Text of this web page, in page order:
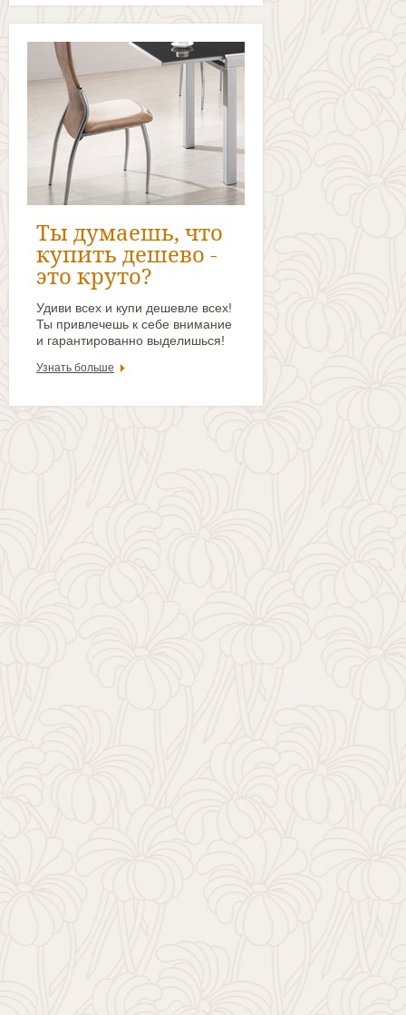
Ты думаешь, что
купить дешево -
это круто?
Удиви всех и купи дешевле всех!
Ты привлечешь к себе внимание
и гарантированно выделишься!
Узнать больше